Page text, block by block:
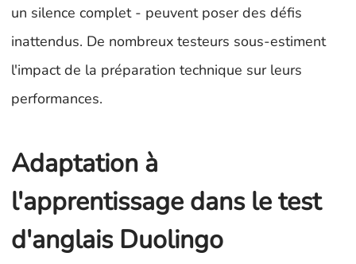
un silence complet - peuvent poser des défis
inattendus. De nombreux testeurs sous-estiment
l'impact de la préparation technique sur leurs
performances.
Adaptation à
l'apprentissage dans le test
d'anglais Duolingo